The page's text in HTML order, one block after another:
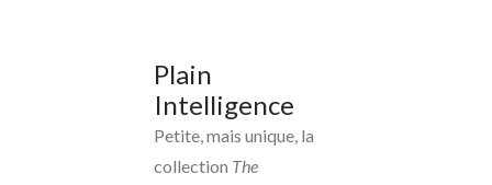
Plain
Intelligence
Petite, mais unique, la
collection The